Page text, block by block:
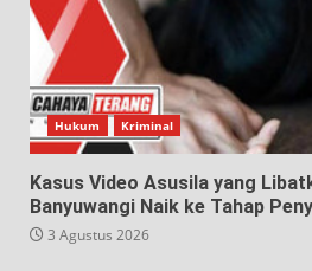
Hukum Kriminal
Kasus Video Asusila yang
Banyuwangi Naik ke Tahap
3 Agustus 2026